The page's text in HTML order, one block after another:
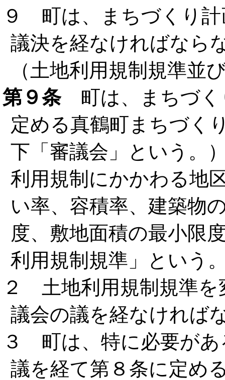
９ 町は、まちづくり計
議決を経なければなら
（土地利用規制規準並
第９条町は、まちづく
定める真鶴町まちづく
下「審議会」という。
利用規制にかかわる地
い率、容積率、建築物
度、敷地面積の最小限
利用規制規準」という
２ 土地利用規制規準を
議会の議を経なければ
３ 町は、特に必要があ
議を経て第８条に定め